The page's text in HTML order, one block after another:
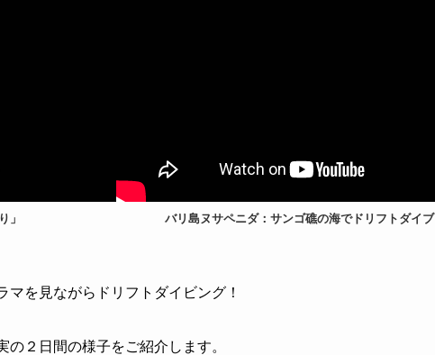
」 バリ島ヌサペニダ：サンゴ礁の海でドリフトダイブ
を見ながらドリフトダイビング！
２日間の様子をご紹介します。